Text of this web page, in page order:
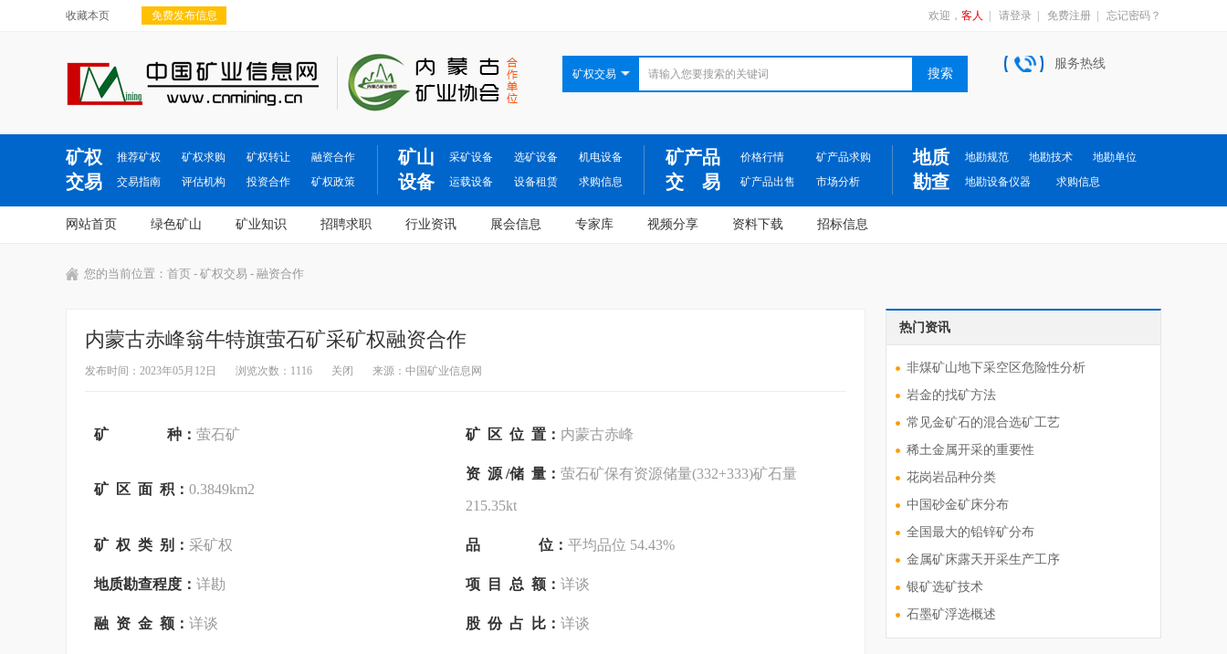
收藏本页 免费发布信息 欢迎， 客人 请登录 免费注册 忘记密码？
矿权交易
服务热线
矿权
交易
推荐矿权 矿权求购 矿权转让
融资合作
交易指南
评估机构 投资合作 矿权政策
矿山
设备
采矿设备 选矿设备
机电设备
运载设备
设备租赁 求购信息
矿产品
交 易
价格行情
矿产品求购
矿产品出售
市场分析
地质
勘查
地勘规范 地勘技术
地勘单位
地勘设备仪器
求购信息
网站首页 绿色矿山 矿业知识 招聘求职 行业资讯 展会信息 专家库 视频分享 资料下载 招标信息
您的当前位置： 首页 - 矿权交易 - 融资合作
内蒙古赤峰翁牛特旗萤石矿采矿权融资合作
发布时间：2023年05月12日 浏览次数：1116 关闭 来源：中国矿业信息网
矿 种： 萤石矿 矿 区 位 置： 内蒙古赤峰
矿 区 面 积： 0.3849km2
资 源 /储 量： 萤石矿保有资源储量(332+333)矿石量
215.35kt
矿 权 类 别： 采矿权 品 位： 平均品位 54.43%
地质勘查程度： 详勘 项 目 总 额： 详谈
融 资 金 额： 详谈 股 份 占 比： 详谈
热门资讯
非煤矿山地下采空区危险性分析
岩金的找矿方法
常见金矿石的混合选矿工艺
稀土金属开采的重要性
花岗岩品种分类
中国砂金矿床分布
全国最大的铅锌矿分布
金属矿床露天开采生产工序
银矿选矿技术
石墨矿浮选概述